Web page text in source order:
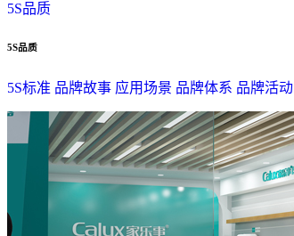
5S品质
5S品质
5S标准 品牌故事 应用场景 品牌体系 品牌活动